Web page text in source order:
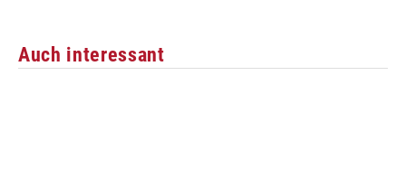
Auch interessant